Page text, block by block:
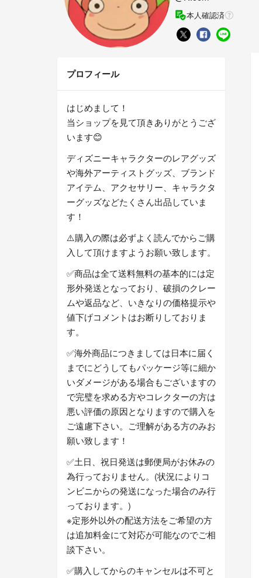
本人確認済
プロフィール
はじめまして！
当ショップを見て頂きありがとうござ
います😊
ディズニーキャラクターのレアグッズ
や海外アーティストグッズ、ブランド
アイテム、アクセサリー、キャラクタ
ーグッズなどたくさん出品していま
す！
⚠️購入の際は必ずよく読んでからご購
入して頂けますようお願い致します。
✅商品は全て送料無料の基本的には定
形外発送となっており、破損のクレー
ムや返品など、いきなりの価格提示や
値下げコメントはお断りしておりま
す。
✅海外商品につきましては日本に届く
までにどうしてもパッケージ等に細か
いダメージがある場合もございますの
で完璧を求める方やコレクターの方は
悪い評価の原因となりますので購入を
ご遠慮下さい。ご理解がある方のみお
願い致します！
✅土日、祝日発送は郵便局がお休みの
為行っておりません。(状況によりコ
ンビニからの発送になった場合のみ行
っております。)
※定形外以外の配送方法をご希望の方
は追加料金にて対応が可能なのでご相
談下さい。
✅購入してからのキャンセルは不可と